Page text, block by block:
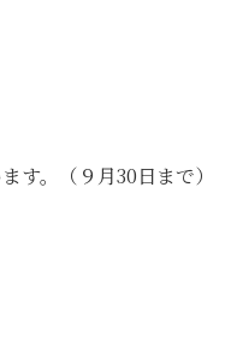
す。（９月30日まで）